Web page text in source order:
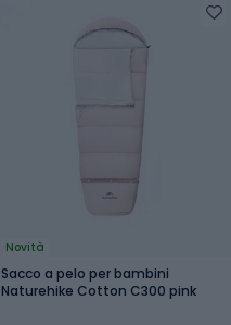
Novità
Sacco a pelo per bambini
Naturehike Cotton C300 pink